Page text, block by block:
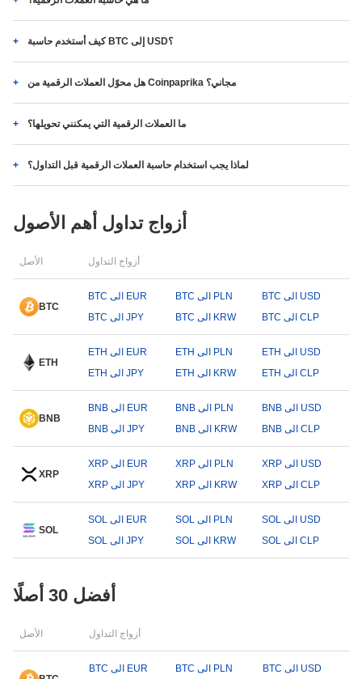
كيف أستخدم حاسبة BTC إلى USD؟
هل محوّل العملات الرقمية من Coinpaprika مجاني؟
ما العملات الرقمية التي يمكنني تحويلها؟
لماذا يجب استخدام حاسبة العملات الرقمية قبل التداول؟
أزواج تداول أهم الأصول
الأصل أزواج التداول
BTC
BTC الى EUR BTC الى PLN
BTC الى USD
BTC الى JPY
BTC الى KRW BTC الى CLP
ETH
ETH الى EUR ETH الى PLN
ETH الى USD
ETH الى JPY
ETH الى KRW ETH الى CLP
BNB
BNB الى EUR BNB الى PLN
BNB الى USD
BNB الى JPY
BNB الى KRW BNB الى CLP
XRP
XRP الى EUR XRP الى PLN
XRP الى USD
XRP الى JPY
XRP الى KRW XRP الى CLP
SOL
SOL الى EUR SOL الى PLN
SOL الى USD
SOL الى JPY
SOL الى KRW SOL الى CLP
أفضل 30 أصلًا
الأصل أزواج التداول
BTC الى EUR BTC الى PLN
BTC الى USD